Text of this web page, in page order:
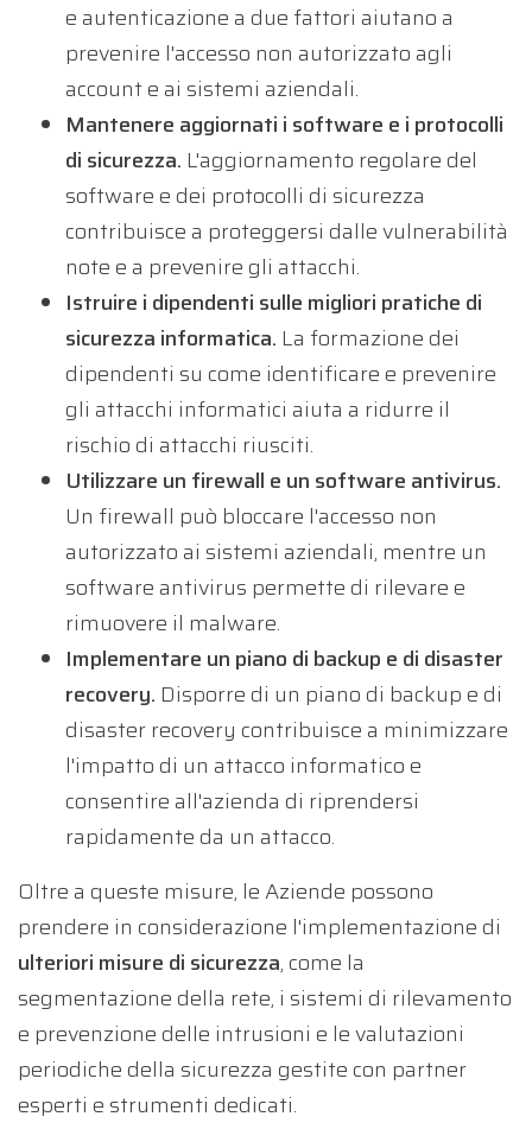
e autenticazione a due fattori aiutano a
prevenire l'accesso non autorizzato agli
account e ai sistemi aziendali.
Mantenere aggiornati i software e i protocolli
di sicurezza. L'aggiornamento regolare del
software e dei protocolli di sicurezza
contribuisce a proteggersi dalle vulnerabilità
note e a prevenire gli attacchi.
Istruire i dipendenti sulle migliori pratiche di
sicurezza informatica. La formazione dei
dipendenti su come identificare e prevenire
gli attacchi informatici aiuta a ridurre il
rischio di attacchi riusciti.
Utilizzare un firewall e un software antivirus.
Un firewall può bloccare l'accesso non
autorizzato ai sistemi aziendali, mentre un
software antivirus permette di rilevare e
rimuovere il malware.
Implementare un piano di backup e di disaster
recovery. Disporre di un piano di backup e di
disaster recovery contribuisce a minimizzare
l'impatto di un attacco informatico e
consentire all'azienda di riprendersi
rapidamente da un attacco.
Oltre a queste misure, le Aziende possono
prendere in considerazione l'implementazione di
ulteriori misure di sicurezza, come la
segmentazione della rete, i sistemi di rilevamento
e prevenzione delle intrusioni e le valutazioni
periodiche della sicurezza gestite con partner
esperti e strumenti dedicati.